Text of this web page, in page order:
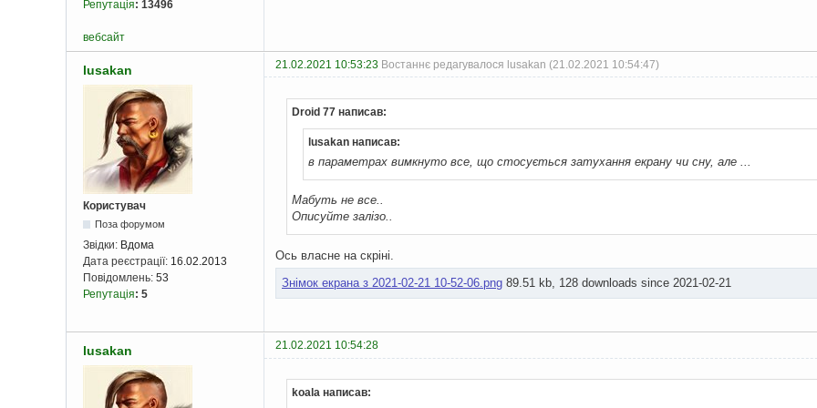
Репутація: 13496
вебсайт
lusakan 21.02.2021 10:53:23 Востаннє редагувалося lusakan (21.02.2021 10:54:47)
Користувач
Поза форумом
Звідки: Вдома
Дата реєстрації: 16.02.2013
Повідомлень: 53
Репутація: 5
Droid 77 написав:
lusakan написав:
в параметрах вимкнуто все, що стосується затухання екрану чи сну, але ...
Мабуть не все..
Описуйте залізо..
Ось власне на скріні.
Знімок екрана з 2021-02-21 10-52-06.png 89.51 kb, 128 downloads since 2021-02-21
lusakan 21.02.2021 10:54:28
koala написав: